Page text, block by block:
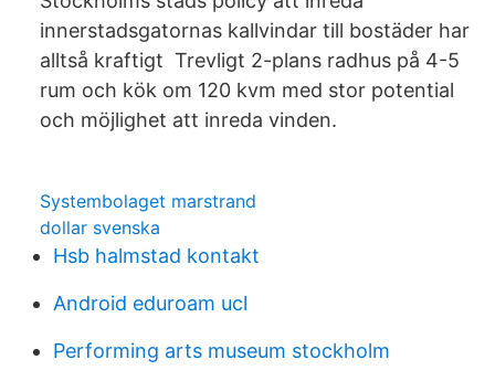
innerstadsgatornas kallvindar till bostäder har
alltså kraftigt Trevligt 2-plans radhus på 4-5
rum och kök om 120 kvm med stor potential
och möjlighet att inreda vinden.
Systembolaget marstrand
dollar svenska
Hsb halmstad kontakt
Android eduroam ucl
Performing arts museum stockholm